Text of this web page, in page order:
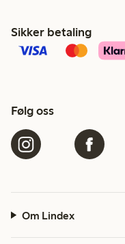
Sikker betaling
Følg oss
Om Lindex